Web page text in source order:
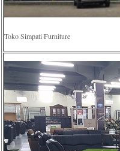
Toko Simpati Furniture